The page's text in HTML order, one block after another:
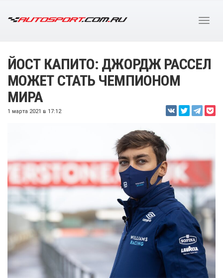
ЙОСТ КАПИТО: ДЖОРДЖ РАССЕЛ
МОЖЕТ СТАТЬ ЧЕМПИОНОМ
МИРА
1 марта 2021 в 17:12